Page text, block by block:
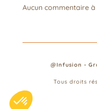
Aucun commentaire à
@Infusion -
Tous droits